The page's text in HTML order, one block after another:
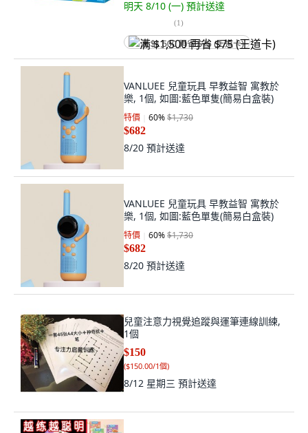
明天 8/10 (一) 預計送達
(1)
满 $1,500 再省 $75 (王道卡)
VANLUEE 兒童玩具 早教益智 寓教於
樂, 1個, 如圖:藍色單隻(簡易白盒裝)
特價 60%$1,730
$682
8/20 預計送達
VANLUEE 兒童玩具 早教益智 寓教於
樂, 1個, 如圖:藍色單隻(簡易白盒裝)
特價 60%$1,730
$682
8/20 預計送達
兒童注意力視覺追蹤與運筆連線訓練,
1個
$150
($150.00/1個)
8/12 星期三 預計送達